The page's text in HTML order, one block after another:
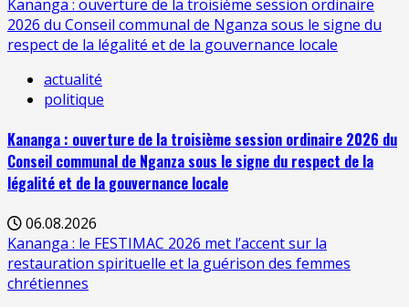
Kananga : ouverture de la troisième session ordinaire
2026 du Conseil communal de Nganza sous le signe du
respect de la légalité et de la gouvernance locale
actualité
politique
Kananga : ouverture de la troisième session ordinaire 2026 du
Conseil communal de Nganza sous le signe du respect de la
légalité et de la gouvernance locale
06.08.2026
Kananga : le FESTIMAC 2026 met l’accent sur la
restauration spirituelle et la guérison des femmes
chrétiennes